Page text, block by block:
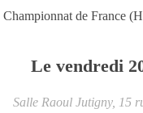
Championnat de France
Le vendredi
Salle Raoul Jutigny, 15